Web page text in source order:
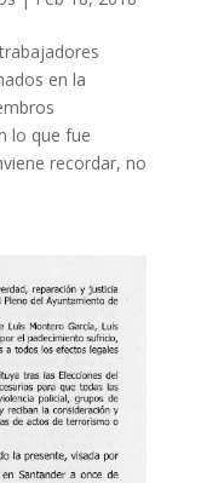
en la
lo que fue
recordar, no